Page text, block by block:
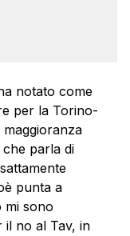
notato come
per la Torino-
parla di
punta a
mi sono
il no al Tav, in